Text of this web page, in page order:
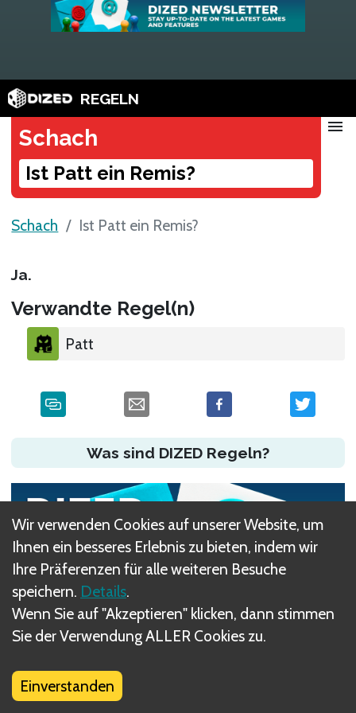
REGELN
Schach
Ist Patt ein Remis?
menu
Schach Ist Patt ein Remis?
Ja.
Verwandte Regel(n)
Patt
Was sind DIZED Regeln?
Haben Sie ein Problem?
Wir verwenden Cookies auf unserer Website, um
Ihnen ein besseres Erlebnis zu bieten, indem wir
Ihre Präferenzen für alle weiteren Besuche
speichern. Details.
Wenn Sie auf "Akzeptieren" klicken, dann stimmen
Sie der Verwendung ALLER Cookies zu.
Einverstanden